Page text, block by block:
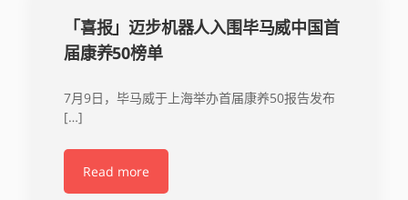
「喜报」迈步机器人入围毕马威中国首
届康养50榜单
7月9日，毕马威于上海举办首届康养50报告发布
[…]
Read more